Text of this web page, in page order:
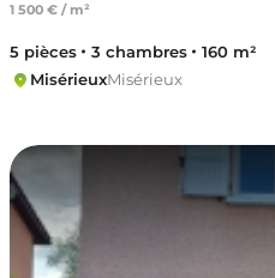
1 500 € / m²
5 pièces 3 chambres
160 m²
MisérieuxMisérieux